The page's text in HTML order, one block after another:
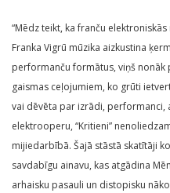
“Mēdz teikt, ka franču
Franka Vigrū mūzika aizkustina
performanču formātus, viņš nonāk
gaismas ceļojumiem, ko grūti
vai dēvēta par izrādi, performanci,
elektrooperu, “Kritieni”
mijiedarbībā. Šajā stāstā skatītāji
savdabīgu ainavu, kas atgādina
arhaisku pasauli un distopisku